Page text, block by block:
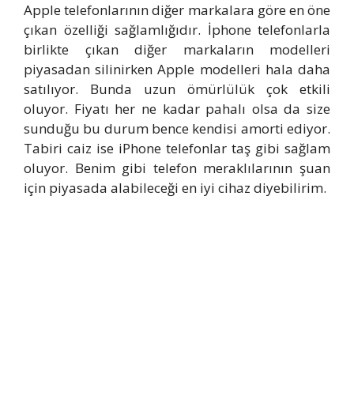
Apple telefonlarının diğer markalara göre en öne
çıkan özelliği sağlamlığıdır. İphone telefonlarla
birlikte çıkan diğer markaların modelleri
piyasadan silinirken Apple modelleri hala daha
satılıyor. Bunda uzun ömürlülük çok etkili
oluyor. Fiyatı her ne kadar pahalı olsa da size
sunduğu bu durum bence kendisi amorti ediyor.
Tabiri caiz ise iPhone telefonlar taş gibi sağlam
oluyor. Benim gibi telefon meraklılarının şuan
için piyasada alabileceği en iyi cihaz diyebilirim.